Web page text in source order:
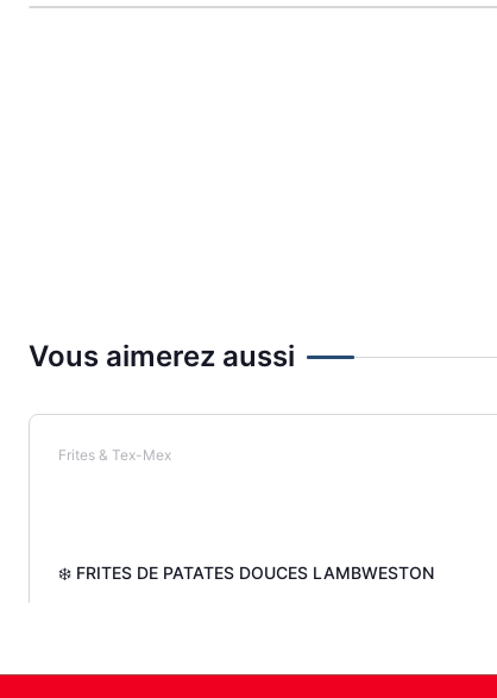
Vous aimerez aussi
Frites & Tex-Mex
❄️ FRITES DE PATATES DOUCES LAMBWESTON